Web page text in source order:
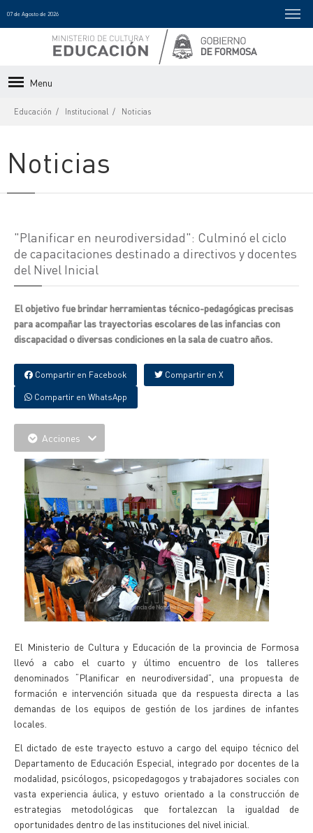
07 de Agosto de 2026
Menu
Educación Institucional Noticias
Noticias
"Planificar en neurodiversidad": Culminó el ciclo
de capacitaciones destinado a directivos y docentes
del Nivel Inicial
El objetivo fue brindar herramientas técnico-pedagógicas precisas
para acompañar las trayectorias escolares de las infancias con
discapacidad o diversas condiciones en la sala de cuatro años.
Compartir en Facebook Compartir en X
Compartir en WhatsApp
Acciones
El Ministerio de Cultura y Educación de la provincia de Formosa
llevó a cabo el cuarto y último encuentro de los talleres
denominados “Planificar en neurodiversidad”, una propuesta de
formación e intervención situada que da respuesta directa a las
demandas de los equipos de gestión de los jardines de infantes
locales.
El dictado de este trayecto estuvo a cargo del equipo técnico del
Departamento de Educación Especial, integrado por docentes de la
modalidad, psicólogos, psicopedagogos y trabajadores sociales con
vasta experiencia áulica, y estuvo orientado a la construcción de
estrategias metodológicas que fortalezcan la igualdad de
oportunidades dentro de las instituciones del nivel inicial.